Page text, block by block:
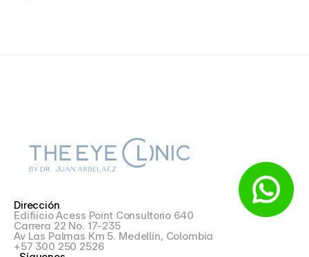
Dirección
Edifiicio Acess Point Consultorio 640
Carrera 22 No. 17-235
Av Las Palmas Km 5. Medellín, Colombia
+57 300 250 2526